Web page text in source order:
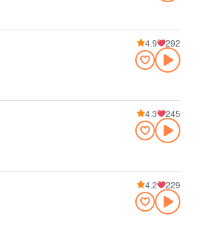
4.9 292
4.3 245
4.2 229